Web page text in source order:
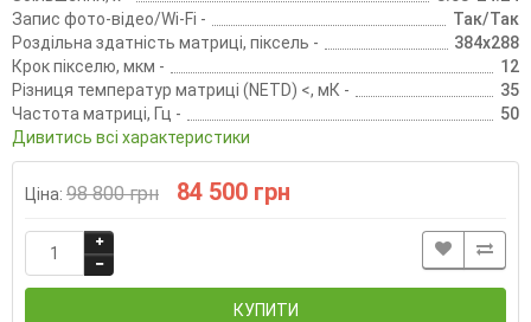
Запис фото-відео/Wi-Fi -
Так/Так
Роздільна здатність матриці, піксель -
384х288
Крок пікселю, мкм -
12
Різниця температур матриці (NETD) <, мК -
35
Частота матриці, Гц -
50
Дивитись всі характеристики
Ціна: 98 800 грн 84 500 грн
КУПИТИ